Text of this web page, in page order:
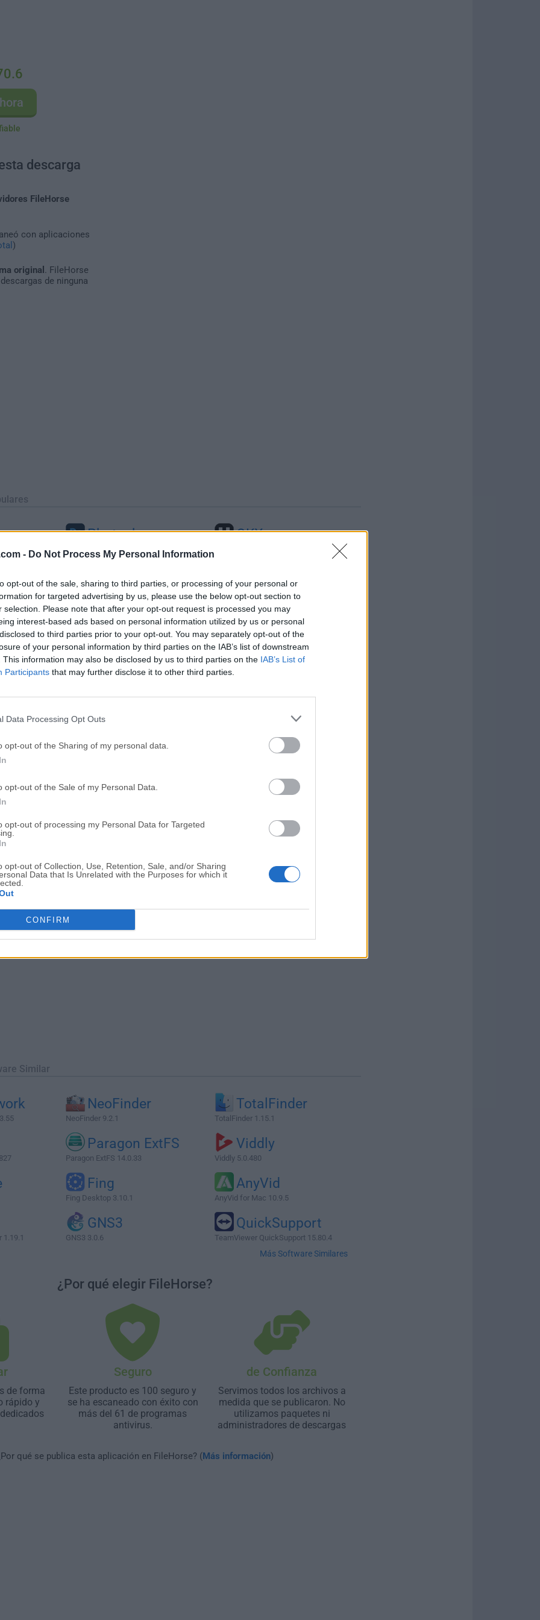
- Do Not Process My Personal Information
opt-out of the sale, sharing to third parties, or processing of your personal or
for targeted advertising by us, please use the below opt-out section to
selection. Please note that after your opt-out request is processed you may
interest-based ads based on personal information utilized by us or personal
to third parties prior to your opt-out. You may separately opt-out of the
of your personal information by third parties on the IAB’s list of downstream
This information may also be disclosed by us to third parties on the IAB’s List of
Participants that may further disclose it to other third parties.
Data Processing Opt Outs
opt-out of the Sharing of my personal data.
opt-out of the Sale of my Personal Data.
opt-out of processing my Personal Data for Targeted
opt-out of Collection, Use, Retention, Sale, and/or Sharing
Data that Is Unrelated with the Purposes for which it
CONFIRM
descarga
FileHorse
con aplicaciones
)
original
. FileHorse
de ninguna
Photoshop
Adobe Photoshop CC 2026 27.9.1
OKX
Adobe Acrobat Pro 2026.001.21771 Cleamio 3.4.0
TradingView
TradingView - Track All Markets
CleanMyMac
CleanMyMac X 5.2.10
LockWiper
iMyFone LockWiper 8.1.3
Partition
EaseUS Partition Master 1.4.0
Mac
un popular y cliente FTP gratuito con muchas funciones que ofrece a los usuarios
acceso a una amplia gama de características y herramientas para
numerosas variaciones.Este software está disponible para ordenadores Mac
nativa y está diseñado para mejorar el flujo de trabajo de usuarios domésticos,
esta aplicación se utiliza principalmente para subir, descargar y gestionar archivos
de intern...
Similar
NeoFinder
NeoFinder 9.2.1
TotalFinder
TotalFinder 1.15.1
Paragon ExtFS
Paragon ExtFS 14.0.33
Viddly
Viddly 5.0.480
Fing
Fing Desktop 3.10.1
AnyVid
AnyVid for Mac 10.9.5
1.19.1
GNS3
GNS3 3.0.6
QuickSupport
TeamViewer QuickSupport 15.80.4
Más Software Similares
¿Por qué elegir FileHorse?
de forma
rápido y
Seguro
Este producto es 100 seguro y
se ha escaneado con éxito con
más del 61 de programas
antivirus.
de Confianza
Servimos todos los archivos a
medida que se publicaron. No
utilizamos paquetes ni
administradores de descargas
qué se publica esta aplicación en FileHorse? (Más información)